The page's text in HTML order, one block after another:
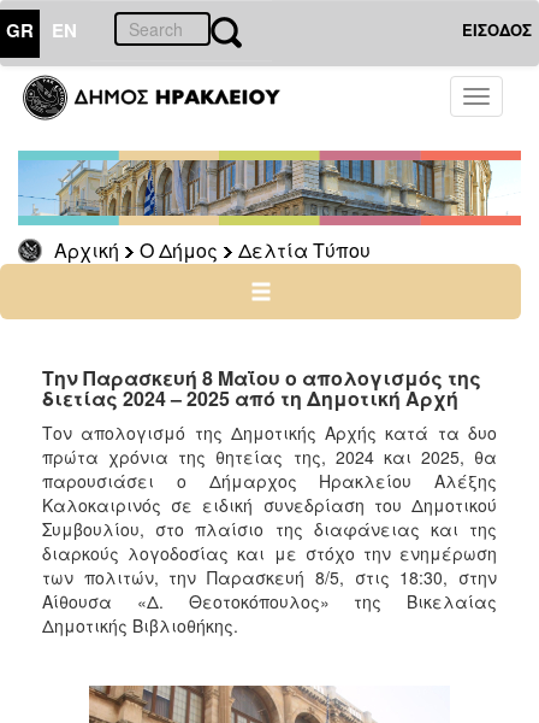
GR EN ΕΙΣΟΔΟΣ
Toggle
Αρχική Ο Δήμος Δελτία Τύπου
ΔΗΜΟΣ
Δελτία
Τύπου
Αρχείο
ΠΟΛΙΤΙΣΜΟΣ
ΑΝΘΕΚΤΙΚΗ
ΠΟΛΗ
Την Παρασκευή 8 Μαΐου ο απολογισμός της
διετίας 2024 – 2025 από τη Δημοτική Αρχή
Tον απολογισμό της Δημοτικής Αρχής κατά τα δυο
πρώτα χρόνια της θητείας της, 2024 και 2025, θα
παρουσιάσει ο Δήμαρχος Ηρακλείου Αλέξης
Καλοκαιρινός σε ειδική συνεδρίαση του Δημοτικού
Συμβουλίου, στο πλαίσιο της διαφάνειας και της
διαρκούς λογοδοσίας και με στόχο την ενημέρωση
των πολιτών, την Παρασκευή 8/5, στις 18:30, στην
Αίθουσα «Δ. Θεοτοκόπουλος» της Βικελαίας
Δημοτικής Βιβλιοθήκης.